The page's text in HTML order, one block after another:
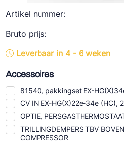
Artikel nummer:
Bruto prijs:
Leverbaar in 4 - 6 weken
Accessoires
81540, pakkingset EX-
CV IN EX-HG(X)22e-34e (HC),
OPTIE,
TRILLINGDEMPERS TBV
COMPRESSOR